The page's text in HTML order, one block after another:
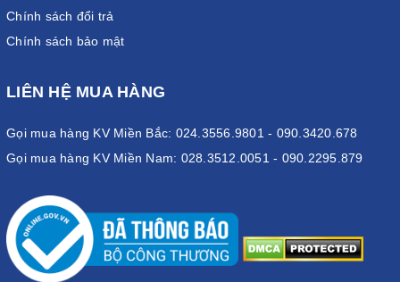
Chính sách đổi trả
Chính sách bảo mật
LIÊN HỆ MUA HÀNG
Gọi mua hàng KV Miền Bắc: 024.3556.9801 - 090.3420.678
Gọi mua hàng KV Miền Nam: 028.3512.0051 - 090.2295.879